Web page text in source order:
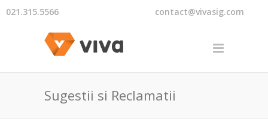
021.315.5566 contact@vivasig.com
Sugestii si Reclamatii